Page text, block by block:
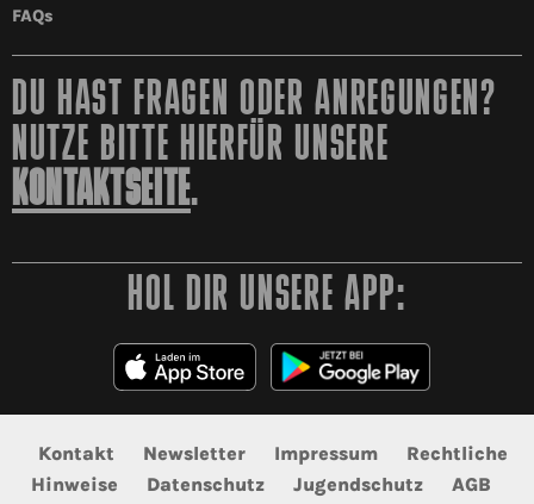
FAQs
DU HAST FRAGEN ODER ANREGUNGEN?
NUTZE BITTE HIERFÜR UNSERE
KONTAKTSEITE.
HOL DIR UNSERE APP:
Kontakt Newsletter Impressum
Rechtliche
Hinweise
Datenschutz Jugendschutz
AGB